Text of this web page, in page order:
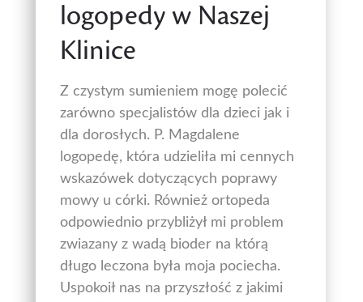
logopedy w Naszej
Klinice
Z czystym sumieniem mogę polecić
zarówno specjalistów dla dzieci jak i
dla dorosłych. P. Magdalene
logopedę, która udzieliła mi cennych
wskazówek dotyczących poprawy
mowy u córki. Również ortopeda
odpowiednio przybliżył mi problem
zwiazany z wadą bioder na którą
długo leczona była moja pociecha.
Uspokoił nas na przyszłość z jakimi